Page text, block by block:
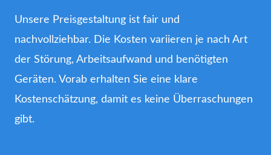
Unsere Preisgestaltung ist fair und
nachvollziehbar. Die Kosten variieren je nach Art
der Störung, Arbeitsaufwand und benötigten
Geräten. Vorab erhalten Sie eine klare
Kostenschätzung, damit es keine Überraschungen
gibt.